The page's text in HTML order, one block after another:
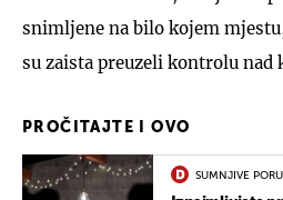
snimljene na bilo kojem
su zaista preuzeli kontrolu nad
PROČITAJTE I OVO
SUMNJIVE